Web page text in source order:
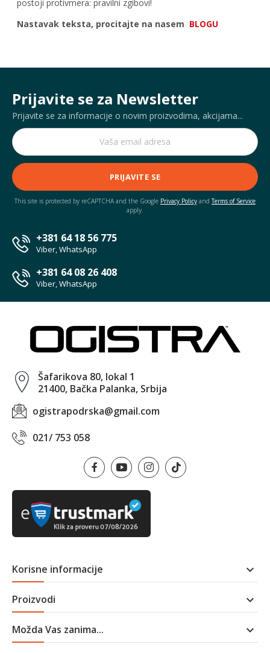
postoji protivmera: pravilni zgibovi!
Nastavak teksta, procitajte na nasem BLOGU
Prijavite se za Newsletter
Prijavite se za informacije o novim proizvodima, akcijama...
PRIJAVITE SE
This site is protected by reCAPTCHA and the Google Privacy Policy andTerms of Service
apply.
+381 64 18 56 775
Viber, WhatsApp
+381 64 08 26 408
Viber, WhatsApp
Šafarikova 80, lokal 1
21400, Bačka Palanka, Srbija
ogistrapodrska@gmail.com
021/ 753 058
Korisne informacije 
Proizvodi 
Možda Vas zanima... 